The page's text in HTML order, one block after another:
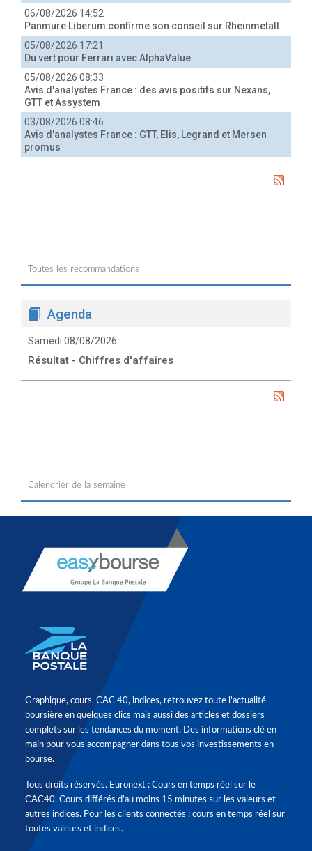
06/08/2026 14:52
Panmure Liberum confirme son conseil sur Rheinmetall
05/08/2026 17:21
Du vert pour Ferrari avec AlphaValue
05/08/2026 08:33
Avis d'analystes France : des avis positifs sur Nexans,
GTT et Assystem
03/08/2026 08:46
Avis d'analystes France : GTT, Elis, Legrand et Mersen
promus
Toutes les recommandations
Agenda
Samedi 08/08/2026
Résultat - Chiffres d'affaires
Calendrier de la semaine
Graphique, cours, CAC 40, indices, retrouvez toute l'actualité
boursière en quelques clics mais aussi des articles et dossiers
complets sur les tendances du moment. Des informations clé en
main pour vous accompagner dans tous vos investissements en
bourse.
Tous droits réservés. Euronext : Cours en temps réel sur le
CAC40. Cours différés d'au moins 15 minutes sur les valeurs et
autres indices. Pour les clients connectés : cours en temps réel sur
toutes valeurs et indices.